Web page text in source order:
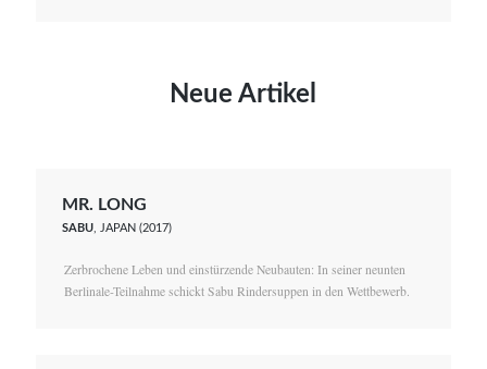
Neue Artikel
MR. LONG
SABU , JAPAN (2017)
Zerbrochene Leben und einstürzende Neubauten: In seiner neunten
Berlinale-Teilnahme schickt Sabu Rindersuppen in den Wettbewerb.